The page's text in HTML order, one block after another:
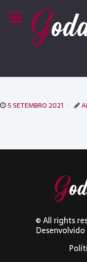
5 SETEMBRO 2021
© All rights